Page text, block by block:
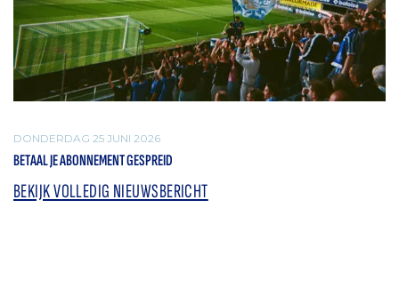
DONDERDAG 25 JUNI 2026
BETAAL JE ABONNEMENT GESPREID
BEKIJK VOLLEDIG NIEUWSBERICHT